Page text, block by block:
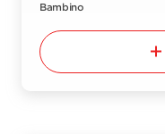
Bambino